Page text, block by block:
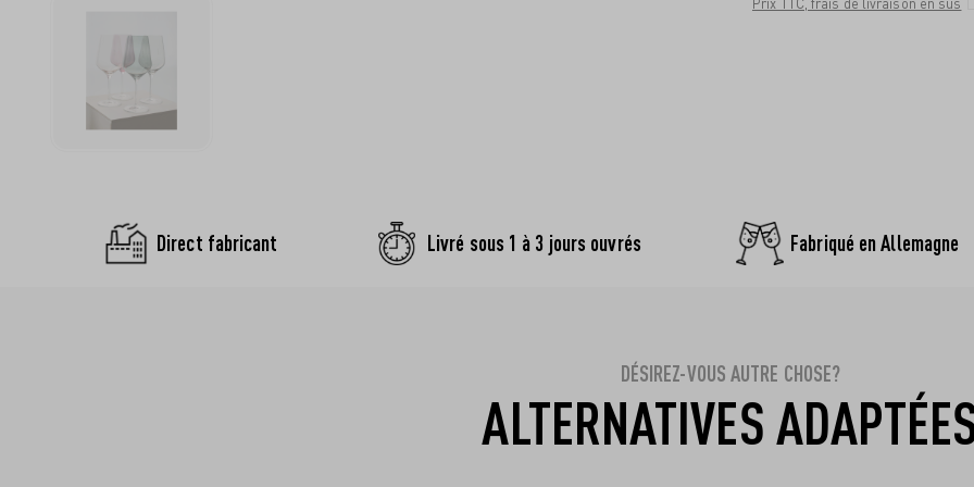
Direct fabricant Livré sous 1 à 3 jours ouvrés Fabriqué en Allemagne
DÉSIREZ-VOUS AUTRE CHOSE?
ALTERNATIVES